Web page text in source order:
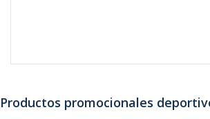
Productos promocionales